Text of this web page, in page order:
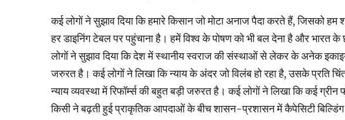
कई लोगों ने सुझाव दिया कि हमारे किसान जो मोटा अनाज पैदा करते हैं, जिसको
हर डाइनिंग टेबल पर पहुंचाना है। हमें विश्‍व के पोषण को भी बल देना है और भारत
लोगों ने सुझाव दिया कि देश में स्‍थानीय स्‍वराज की संस्‍थाओं से लेकर के अनेक
जरुरत है। कई लोगों ने लिखा कि न्‍याय के अंदर जो विलंब हो रहा है, उसके प्रति
न्‍याय व्‍यवस्‍था में रिफॉर्म्स की बहुत बड़ी जरुरत है। कई लोगों ने लिखा कि कई
किसी ने बढ़ती हुई प्राकृतिक आपदाओं के बीच शासन-प्रशासन में कैपेसिटी